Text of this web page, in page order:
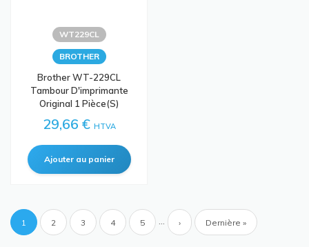
WT229CL
BROTHER
Brother WT-229CL
Tambour D'imprimante
Original 1 Pièce(s)
29,66 € HTVA
Pagination
Page
1 Page
2 Page
3 Page
4 Page
5 … Page
› Dernière
Dernière »